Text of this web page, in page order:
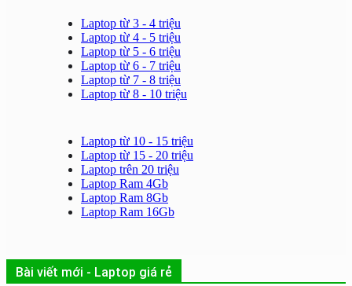
Laptop từ 3 - 4 triệu
Laptop từ 4 - 5 triệu
Laptop từ 5 - 6 triệu
Laptop từ 6 - 7 triệu
Laptop từ 7 - 8 triệu
Laptop từ 8 - 10 triệu
Laptop từ 10 - 15 triệu
Laptop từ 15 - 20 triệu
Laptop trên 20 triệu
Laptop Ram 4Gb
Laptop Ram 8Gb
Laptop Ram 16Gb
Bài viết mới - Laptop giá rẻ